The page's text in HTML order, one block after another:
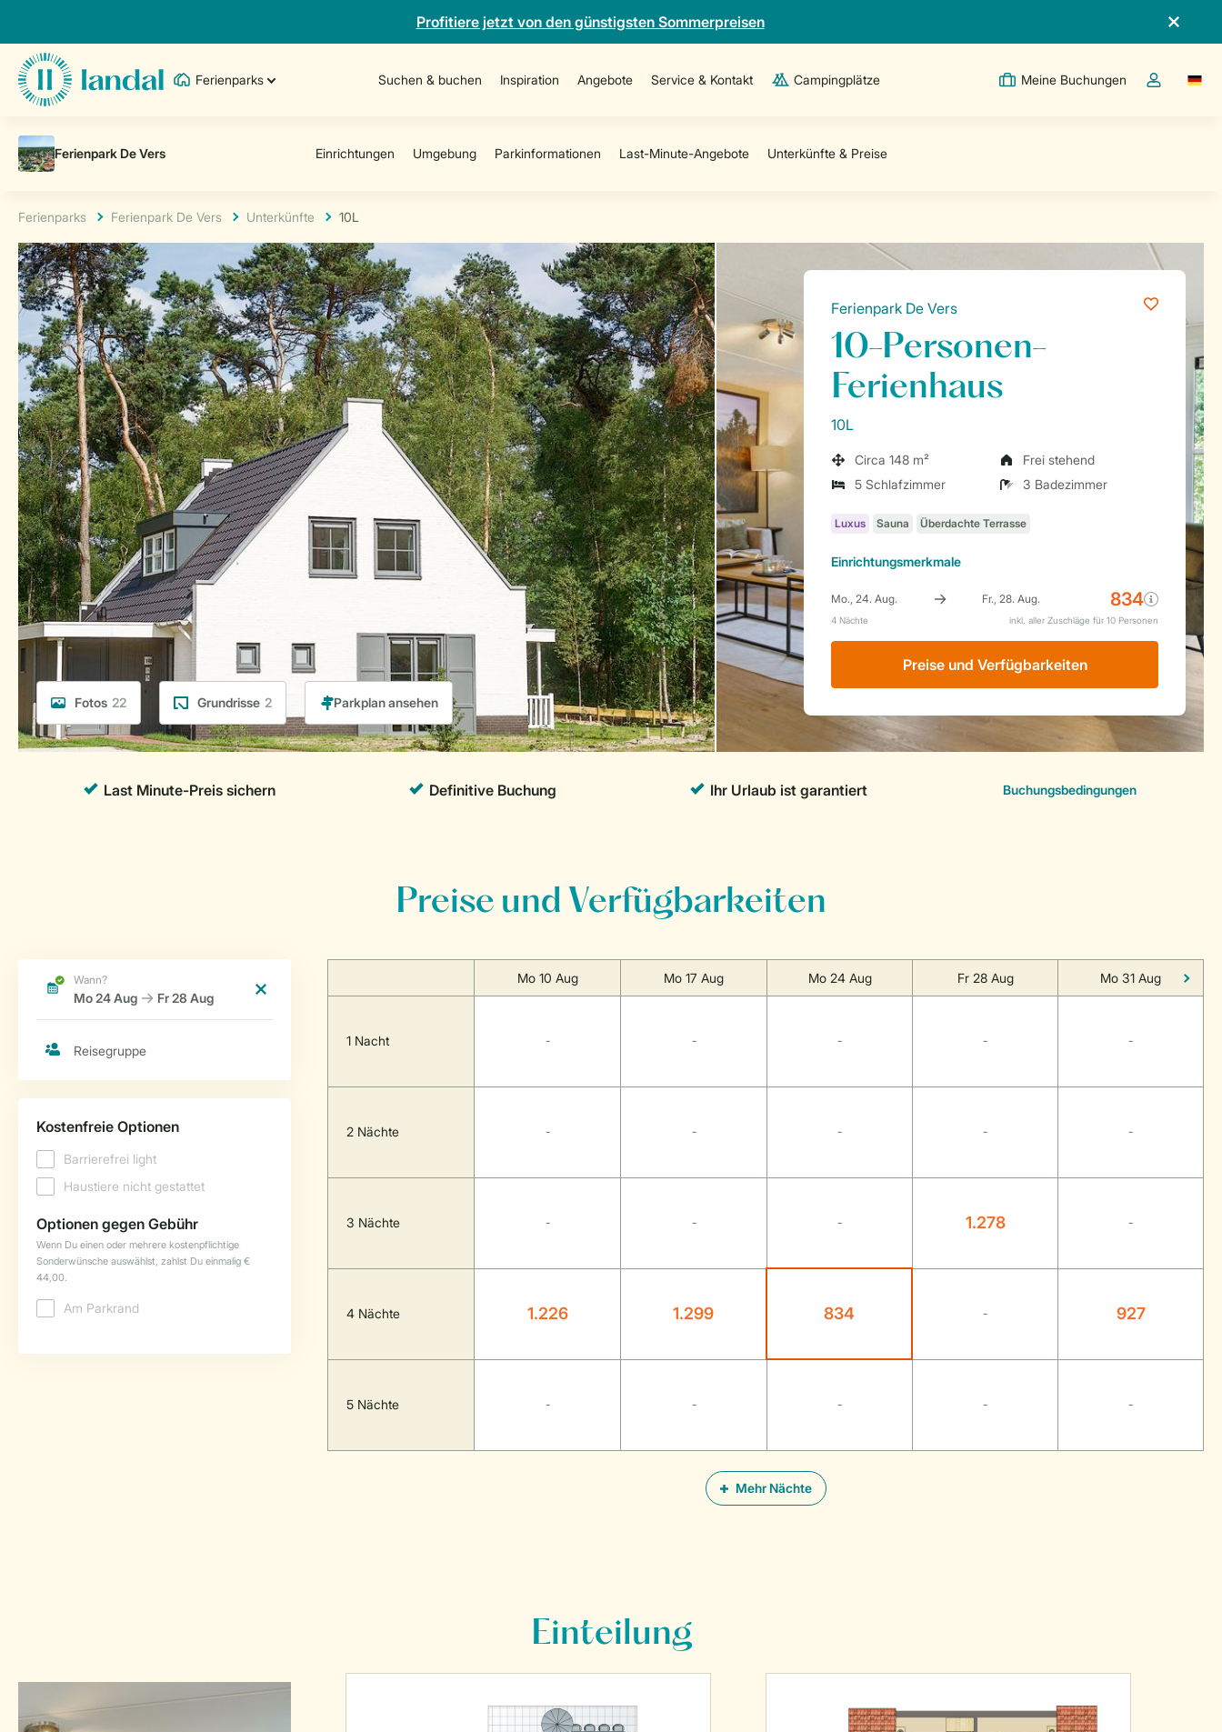
Profitiere jetzt von den günstigsten Sommerpreisen
Ferienparks Suchen & buchen Inspiration Angebote Service & Kontakt Campingplätze Meine Buchungen
Dropdown-
Ferienparks Ferienpark De Vers Unterkünfte 10L
Fotos 22 Grundrisse 2
Ferienpark De Vers
10-Personen-
Ferienhaus
10L
Circa 148 m²
Frei stehend
5 Schlafzimmer
3 Badezimmer
Einrichtungsmerkmale
Preise und Verfügbarkeiten
Preise und Verfügbarkeiten
Mehr Nächte
Mo 10 Aug Mo 17 Aug Mo 24 Aug Fr 28 Aug Mo 31 Aug
1 Nacht - - - - -
2 Nächte - - - - -
3 Nächte - - - 1.278 -
4 Nächte 1.226 1.299 834 - 927
5 Nächte - - - - -
Einteilung